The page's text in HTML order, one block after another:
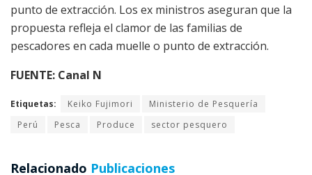
punto de extracción. Los ex ministros aseguran que la
propuesta refleja el clamor de las familias de
pescadores en cada muelle o punto de extracción.
FUENTE: Canal N
Etiquetas: Keiko Fujimori
Ministerio de Pesquería
Perú
Pesca Produce sector pesquero
Relacionado Publicaciones